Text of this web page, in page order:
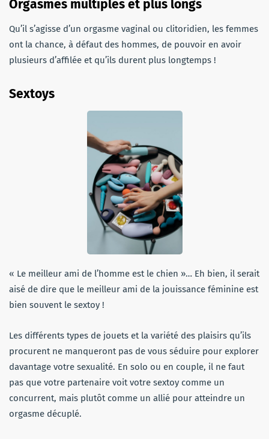
Orgasmes multiples et plus longs
Qu’il s’agisse d’un orgasme vaginal ou clitoridien, les femmes
ont la chance, à défaut des hommes, de pouvoir en avoir
plusieurs d’affilée et qu’ils durent plus longtemps !
Sextoys
« Le meilleur ami de l’homme est le chien »… Eh bien, il serait
aisé de dire que le meilleur ami de la jouissance féminine est
bien souvent le sextoy !
Les différents types de jouets et la variété des plaisirs qu’ils
procurent ne manqueront pas de vous séduire pour explorer
davantage votre sexualité. En solo ou en couple, il ne faut
pas que votre partenaire voit votre sextoy comme un
concurrent, mais plutôt comme un allié pour atteindre un
orgasme décuplé.